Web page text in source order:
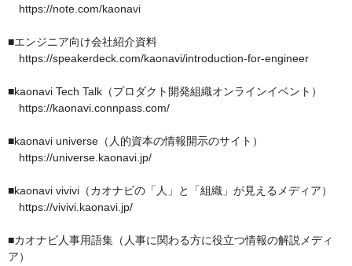
https://note.com/kaonavi
■エンジニア向け会社紹介資料
https://speakerdeck.com/kaonavi/introduction-for-engineer
■kaonavi Tech Talk（プロダクト開発組織オンラインイベント）
https://kaonavi.connpass.com/
■kaonavi universe（人的資本の情報開示のサイト）
https://universe.kaonavi.jp/
■kaonavi vivivi（カオナビの「人」と「組織」が見えるメディア）
https://vivivi.kaonavi.jp/
■カオナビ人事用語集（人事に関わる方に役立つ情報の解説メディ
ア）